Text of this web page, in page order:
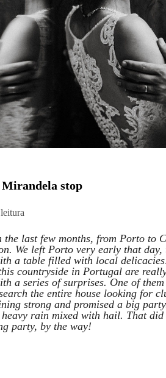
stop
the last few months, from Porto to
We left Porto very early that
a table filled with local
countryside in Portugal are
a series of surprises. One of
the entire house looking for
strong and promised a big
rain mixed with hail. That
party, by the way!